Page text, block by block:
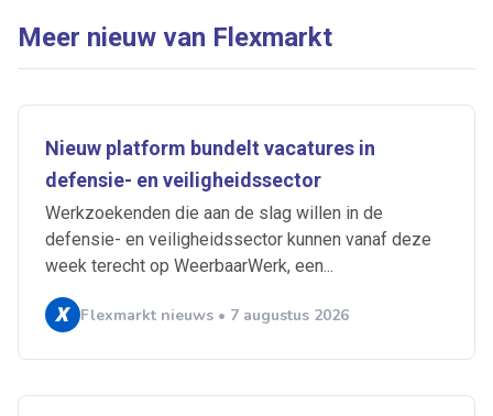
Meer nieuw van Flexmarkt
Nieuw platform bundelt vacatures in
defensie- en veiligheidssector
Werkzoekenden die aan de slag willen in de
defensie- en veiligheidssector kunnen vanaf deze
week terecht op WeerbaarWerk, een...
Flexmarkt nieuws • 7 augustus 2026